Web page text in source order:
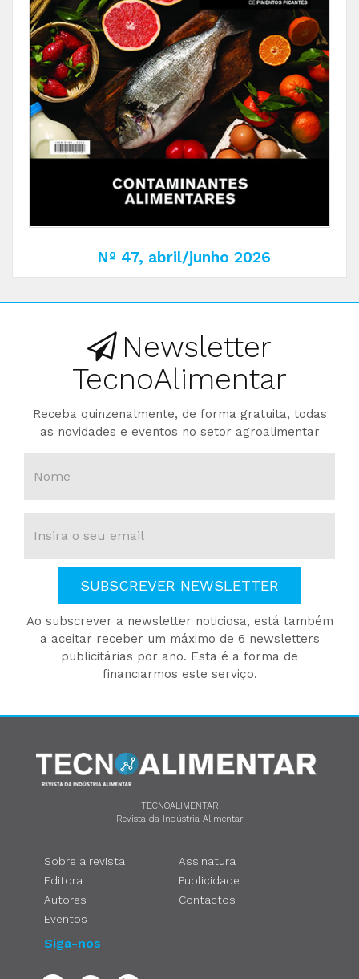
Nº 47, abril/junho 2026
Newsletter
TecnoAlimentar
Receba quinzenalmente, de forma gratuita, todas
as novidades e eventos no setor agroalimentar
SUBSCREVER NEWSLETTER
Ao subscrever a newsletter noticiosa, está também
a aceitar receber um máximo de 6 newsletters
publicitárias por ano. Esta é a forma de
financiarmos este serviço.
TECNOALIMENTAR
Revista da Indústria Alimentar
Sobre a revista
Editora
Autores
Eventos
Assinatura
Publicidade
Contactos
Siga-nos